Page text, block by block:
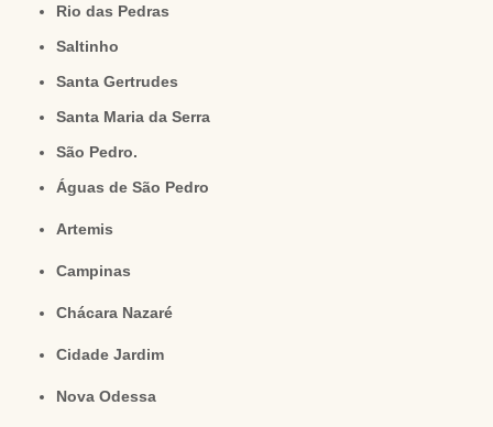
Rio das Pedras
Saltinho
Santa Gertrudes
Santa Maria da Serra
São Pedro.
Águas de São Pedro
Artemis
Campinas
Chácara Nazaré
Cidade Jardim
Nova Odessa